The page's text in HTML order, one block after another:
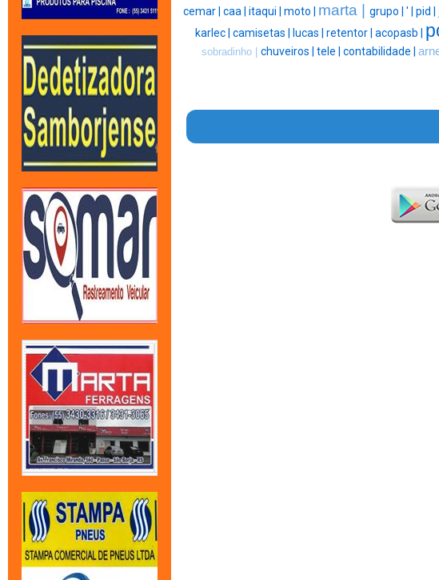
cemar | caa | itaqui | moto | marta | grupo | ' | pid |
karlec | camisetas | lucas | retentor | acopasb |
sobradinho | chuveiros | tele | contabilidade |